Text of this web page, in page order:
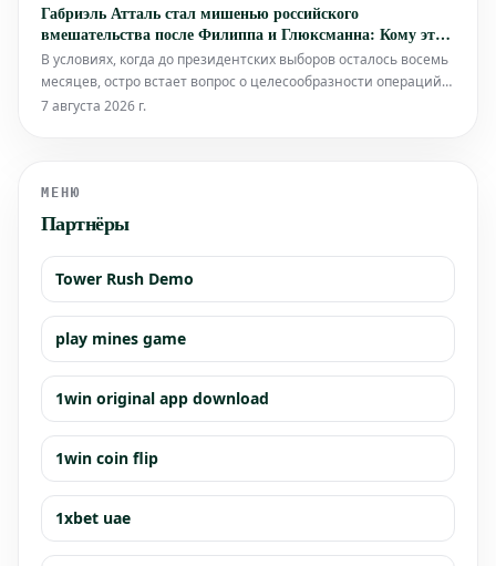
скромных инвестиций в 15 000 долларов, можно построить
процветающий бизнес, изн
Габриэль Атталь стал мишенью российского
вмешательства после Филиппа и Глюксманна: Кому это
выгодно?
В условиях, когда до президентских выборов осталось восемь
месяцев, остро встает вопрос о целесообразности операций
российского вмешательства. После Эдуара Филиппа и
7 августа 2026 г.
МЕНЮ
Партнёры
Tower Rush Demo
play mines game
1win original app download
1win coin flip
1xbet uae